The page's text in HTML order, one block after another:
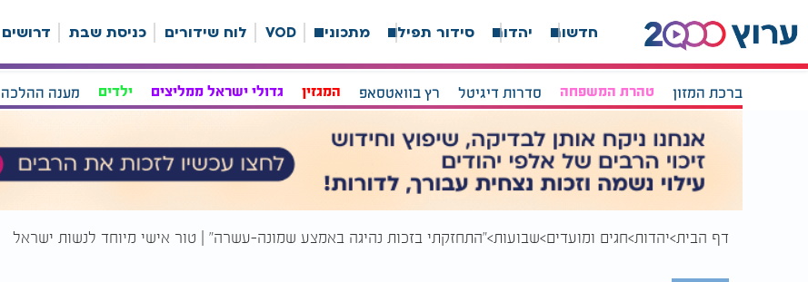
חדשות יהדות סידור תפילה מתכונים VOD לוח שידורים כניסת שבת דרושים
ברכת המזון טהרת המשפחה סדרות דיגיטל רץ בוואטסאפ המגזין גדולי ישראל ממליצים ילדים מענה ההלכה
דף הבית יהדות חגים ומועדים שבועות "התחזקתי בזכות נהיגה באמצע שמונה-עשרה" | טור אישי מיוחד לנשות ישראל